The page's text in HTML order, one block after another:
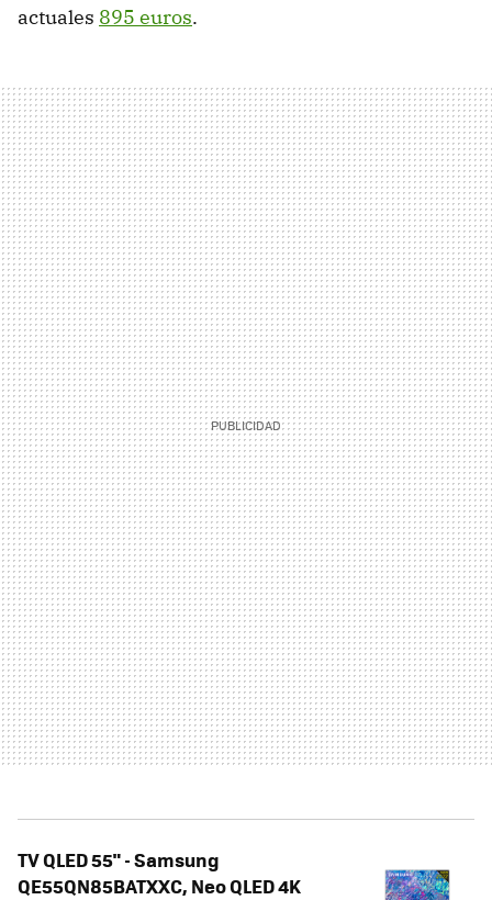
actuales 895 euros.
TV QLED 55" - Samsung
QE55QN85BATXXC, Neo QLED 4K